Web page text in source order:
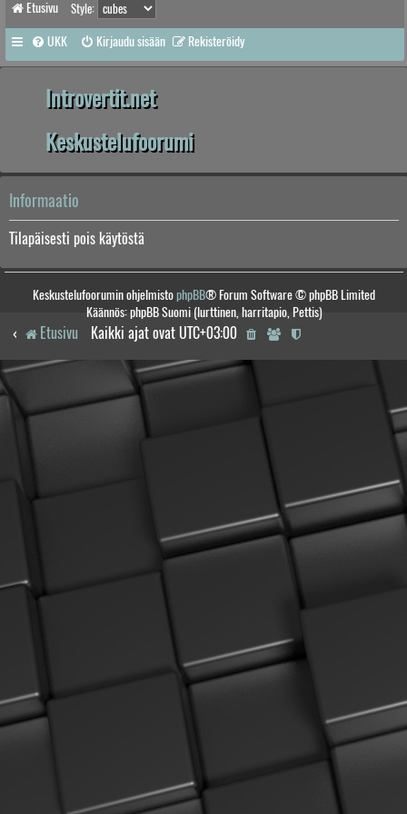
Etusivu Style:
UKK Kirjaudu sisään Rekisteröidy
Introvertit.net
Keskustelufoorumi
Informaatio
Tilapäisesti pois käytöstä
Keskustelufoorumin ohjelmistophpBB® Forum Software © phpBB Limited
Käännös: phpBB Suomi (lurttinen, harritapio, Pettis)
Etusivu Kaikki ajat ovat UTC+03:00